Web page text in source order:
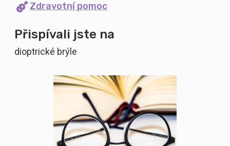
Zdravotní pomoc
Přispívali jste na
dioptrické brýle